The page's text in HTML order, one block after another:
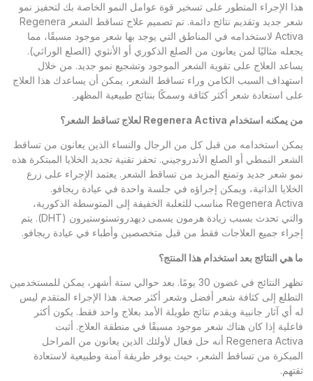
هذا الإجراء المتطور على تسخير قوة عوامل النمو الخاصة بك لتحفيز نمو
شعر جديد وتقديم نتائج دائمة. تم تصميم علاج تساقط الشعر Regenera
Activa لاستخدامه في المناطق التي يوجد بها شعر موجود مسبقًا، مما
يجعله مثاليًا لمن يعانون من الصلع الذكوري أو الأنثوي (الصلع الوراثي).
يساعد العلاج على تقوية الشعر الموجود وتشجيع نمو جديد. من خلال
استهداف السبب الكامن وراء تساقط الشعر، يمكن أن يساعدك هذا العلاج
على استعادة شعر أكثر كثافة وسمكًا بنتائج طبيعية المظهر.
من يمكنه استخدام لعلاج تساقط الشعر؟
يمكن استخدامه من قبل كل من الرجال والنساء الذين يعانون من تساقط
الشعر النمطي أو الصلع الأندروجيني. تحفز تقنية تجديد الخلايا المبتكرة هذه
نمو شعر جديد وتمنع المزيد من تساقط الشعر. يعتمد الإجراء على زرع
الخلايا الذاتية، ويمكن إجراؤه في جلسة واحدة في عيادة ريجافو.
Regenera Activa مناسب للثعلبة الخفيفة إلى المتوسطة الذكورية،
والتي تحدث بسبب زيادة هرمون يسمى ديهدروتستوستيرون (DHT). يتم
إجراء جميع العلاجات فقط من قبل متخصصين وأطباء في عيادة ريجافو.
ما هي النتائج بعد استخدام هذا المنتج؟
تظهر النتائج في غضون 30 يومًا. بعد حوالي ستة أشهر، يمكن للمستخدمين
التطلع إلى كثافة شعر أفضل وشعر أكثر صحة. هذا الإجراء المتقدم ليس
له أي آثار جانبية ويقدم نتائج طويلة الأمد بعلاج واحد فقط. يكون أكثر
فاعلية إذا كان هناك شعر موجود مسبقًا في منطقة العلاج. أثبت
Regenera Activa أنه حل فعال لأولئك الذين يعانون من المراحل
المبكرة من تساقط الشعر، حيث يوفر طريقة آمنة وطبيعية لاستعادة
ثقتهم.